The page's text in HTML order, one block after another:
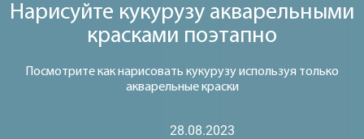
Нарисуйте кукурузу акварельными
красками поэтапно
Посмотрите как нарисовать кукурузу используя только
акварельные краски
28.08.2023